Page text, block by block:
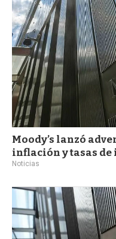
Moody’s lanzó
inflación y tasas de
Noticias